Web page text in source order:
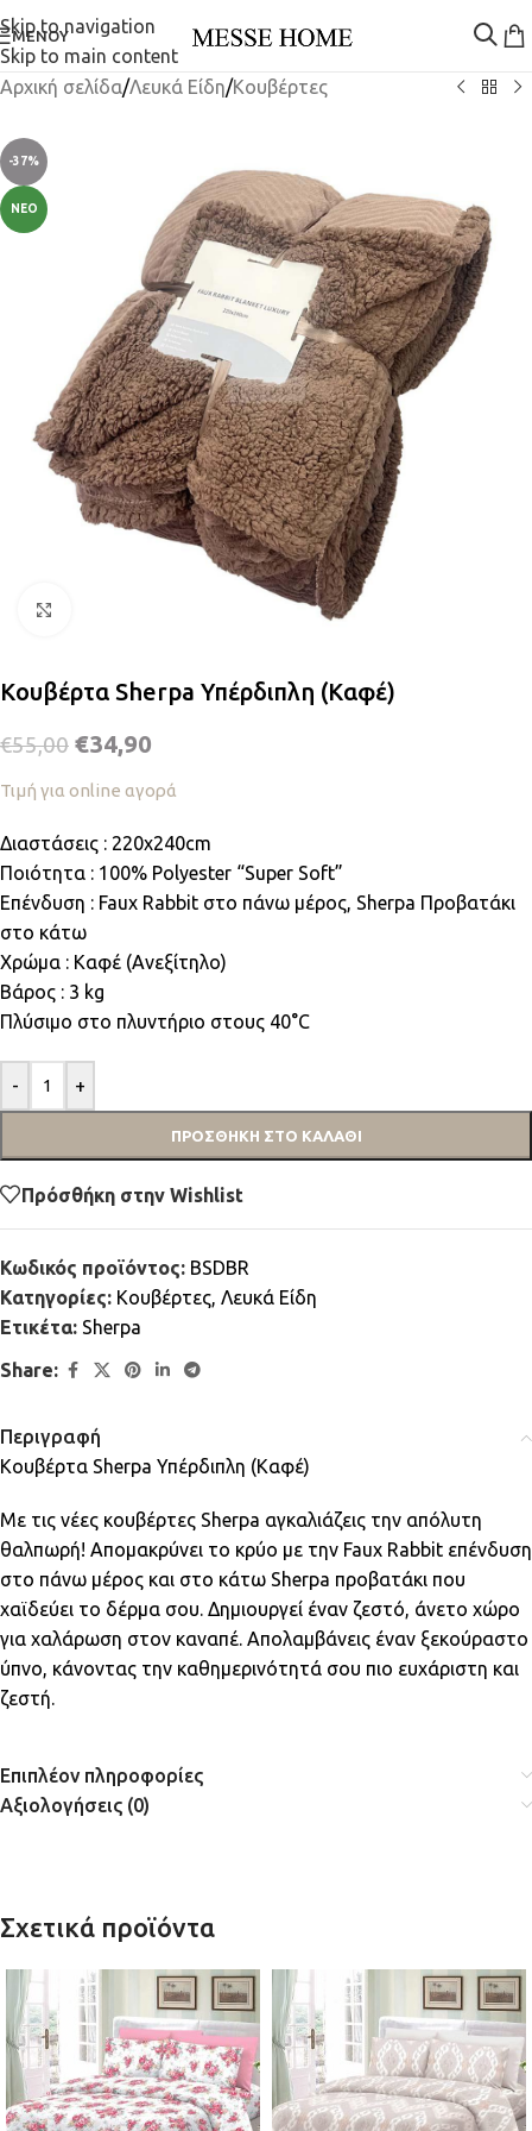
Skip to navigation
Skip to main content
ΜΕΝΟΎ
Αρχική σελίδα/Λευκά Είδη/Κουβέρτες
-37%
ΝΈΟ
Κουβέρτα Sherpa Υπέρδιπλη (Καφέ)
€55,00 €34,90
Τιμή για online αγορά
Διαστάσεις : 220x240cm
Ποιότητα : 100% Polyester “Super Soft”
Επένδυση : Faux Rabbit στο πάνω μέρος, Sherpa Προβατάκι
στο κάτω
Χρώμα : Καφέ (Ανεξίτηλο)
Βάρος : 3 kg
Πλύσιμο στο πλυντήριο στους 40°C
- +
ΠΡΟΣΘΉΚΗ ΣΤΟ ΚΑΛΆΘΙ
Πρόσθήκη στην Wishlist
Κωδικός προϊόντος: BSDBR
Κατηγορίες: Κουβέρτες, Λευκά Είδη
Ετικέτα: Sherpa
Share:
Περιγραφή
Κουβέρτα Sherpa Υπέρδιπλη (Καφέ)
Με τις νέες κουβέρτες Sherpa αγκαλιάζεις την απόλυτη
θαλπωρή! Απομακρύνει το κρύο με την Faux Rabbit επένδυση
στο πάνω μέρος και στο κάτω Sherpa προβατάκι που
χαϊδεύει το δέρμα σου. Δημιουργεί έναν ζεστό, άνετο χώρο
για χαλάρωση στον καναπέ. Απολαμβάνεις έναν ξεκούραστο
ύπνο, κάνοντας την καθημερινότητά σου πιο ευχάριστη και
ζεστή.
Επιπλέον πληροφορίες
Αξιολογήσεις (0)
Σχετικά προϊόντα